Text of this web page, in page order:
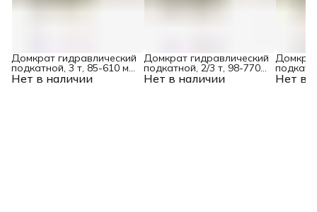
Нет в наличии
Домкрат гидравлический
подкатной, 3 т, 85-610 мм,
быстрый подъем, низ. Нет в наличии
Домкрат гидравлический
подкатной, 2/3 т, 98-770
мм, быстрый подъем, низ. Нет в
3 т,